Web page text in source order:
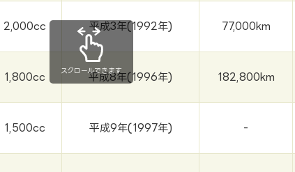
2,000cc 平成3年(1992年) 77,000km
1,800cc 平成8年(1996年) 182,800km
1,500cc 平成9年(1997年) -
スクロールできます